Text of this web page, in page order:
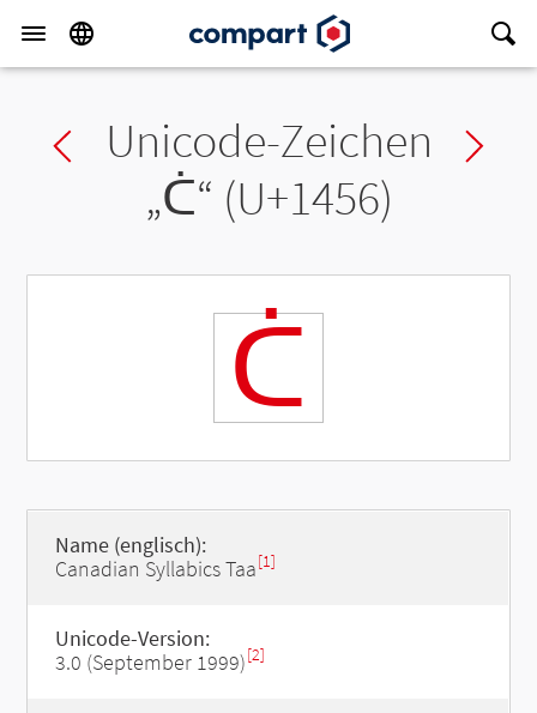
Previous char
Unicode-Zeichen
„ᑖ“ (U+1456)
ᑖ
Name (englisch):
Canadian Syllabics Taa[1]
Unicode-Version:
3.0 (September 1999)[2]